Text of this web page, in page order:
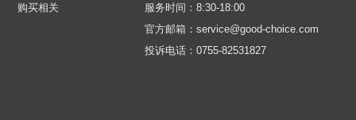
购买相关
服务时间：8:30-18:00
官方邮箱：service@good-choice.com
投诉电话：0755-82531827